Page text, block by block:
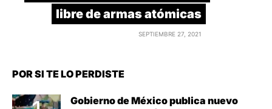
libre de armas atómicas
SEPTIEMBRE 27, 2021
POR SI TE LO PERDISTE
Gobierno de México publica nuevo